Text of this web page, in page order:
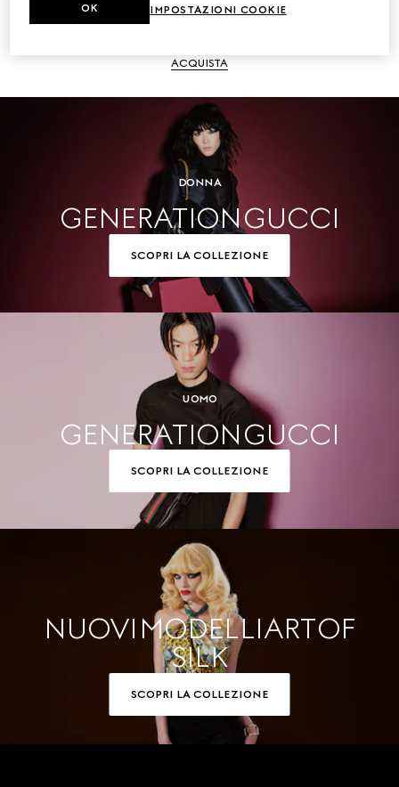
ACQUISTA
DONNA
GENERATION GUCCI
SCOPRI LA COLLEZIONE
UOMO
GENERATION GUCCI
SCOPRI LA COLLEZIONE
NUOVI MODELLI ART OF
SILK
SCOPRI LA COLLEZIONE
Footer
IMPOSTAZIONI COOKIE
OK